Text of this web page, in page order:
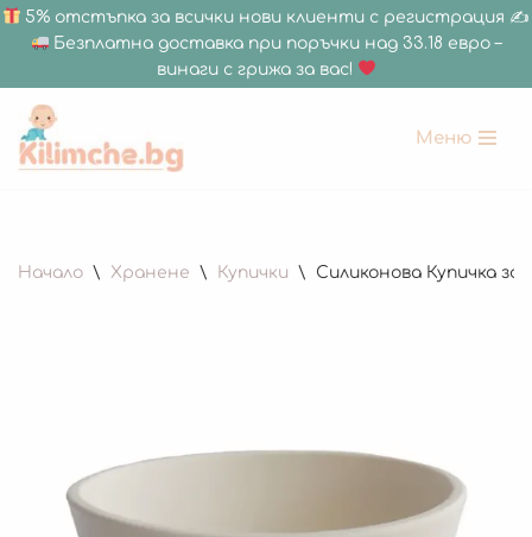
5% отстъпка за всички нови клиенти с регистрация ✍
Безплатна доставка при поръчки над 33.18 евро –
винаги с грижа за вас!
Продължете
Меню
Начало \ Хранене \ Купички \ Силиконова Купичка за